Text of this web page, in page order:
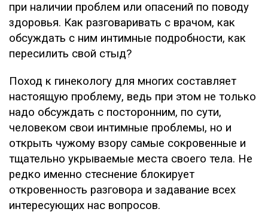
при наличии проблем или опасений по поводу
здоровья. Как разговаривать с врачом, как
обсуждать с ним интимные подробности, как
пересилить свой стыд?
Поход к гинекологу для многих составляет
настоящую проблему, ведь при этом не только
надо обсуждать с посторонним, по сути,
человеком свои интимные проблемы, но и
открыть чужому взору самые сокровенные и
тщательно укрываемые места своего тела. Не
редко именно стеснение блокирует
откровенность разговора и задавание всех
интересующих нас вопросов.